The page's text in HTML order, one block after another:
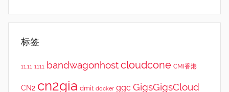
标签
11.11 1111 bandwagonhostcloudcone CMI香港
CN2 cn2gia dmit docker ggc GigsGigsCloud